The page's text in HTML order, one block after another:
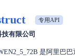
专用API
有限公司
是阿里巴